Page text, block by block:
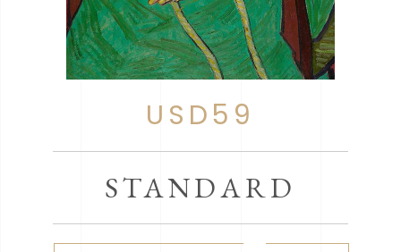
USD59
STANDARD